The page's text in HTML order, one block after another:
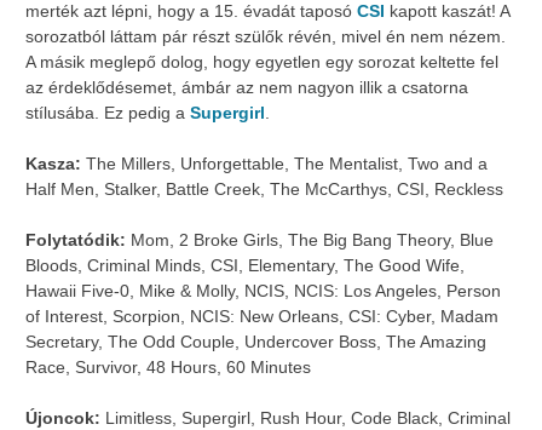
merték azt lépni, hogy a 15. évadát taposó CSI kapott kaszát! A
sorozatból láttam pár részt szülők révén, mivel én nem nézem.
A másik meglepő dolog, hogy egyetlen egy sorozat keltette fel
az érdeklődésemet, ámbár az nem nagyon illik a csatorna
stílusába. Ez pedig a Supergirl.
Kasza: The Millers, Unforgettable, The Mentalist, Two and a
Half Men, Stalker, Battle Creek, The McCarthys, CSI, Reckless
Folytatódik: Mom, 2 Broke Girls, The Big Bang Theory, Blue
Bloods, Criminal Minds, CSI, Elementary, The Good Wife,
Hawaii Five-0, Mike & Molly, NCIS, NCIS: Los Angeles, Person
of Interest, Scorpion, NCIS: New Orleans, CSI: Cyber, Madam
Secretary, The Odd Couple, Undercover Boss, The Amazing
Race, Survivor, 48 Hours, 60 Minutes
Újoncok: Limitless, Supergirl, Rush Hour, Code Black, Criminal